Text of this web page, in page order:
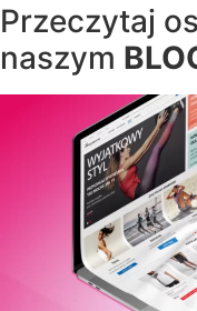
Przeczytaj
naszym